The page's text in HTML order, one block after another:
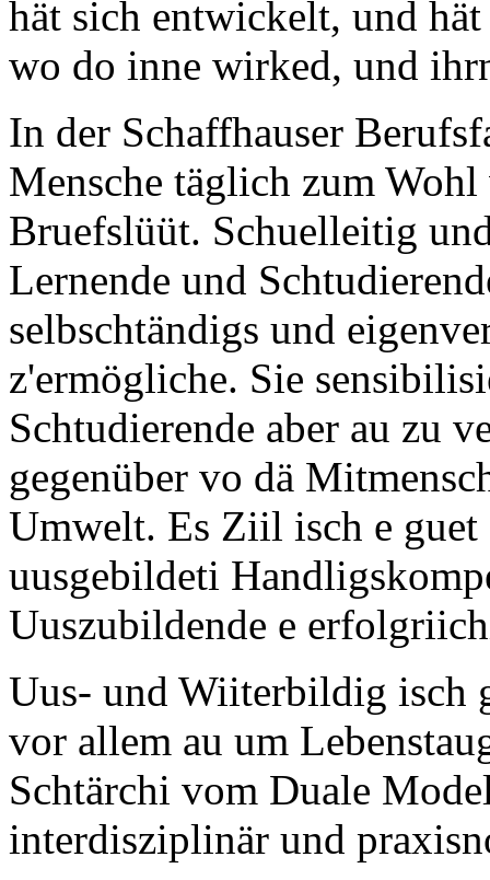
hät sich entwickelt, und
wo do inne wirked, und
In der Schaffhauser
Mensche täglich zum
Bruefslüüt. Schuelleitig
Lernende und
selbschtändigs und
z'ermögliche. Sie
Schtudierende aber au zu
gegenüber vo dä
Umwelt. Es Ziil isch e guet
uusgebildeti
Uuszubildende e
Uus- und Wiiterbildig isch
vor allem au um
Schtärchi vom Duale
interdisziplinär und